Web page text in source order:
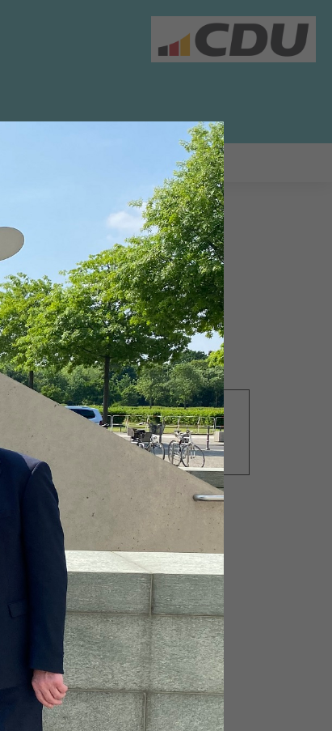
04.04.2019
Gespräch mit
Bundesministerin von der
Leyen zum
therapeutischen Reiten